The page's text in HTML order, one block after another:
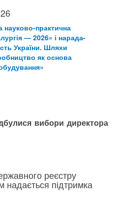
науково-практична
— 2026» і нарада-
України. Шляхи
як основа
вибори директора
реєстру
надається підтримка